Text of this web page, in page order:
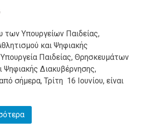
των Υπουργείων Παιδείας,
και Ψηφιακής
Παιδείας, Θρησκευμάτων
Ψηφιακής Διακυβέρνησης,
σήμερα, Τρίτη 16 Ιουνίου, είναι